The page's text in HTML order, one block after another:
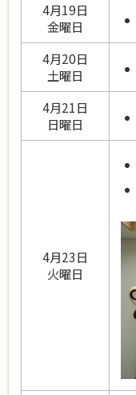
4月19日
金曜日
4月20日
土曜日
4月21日
日曜日
4月23日
火曜日